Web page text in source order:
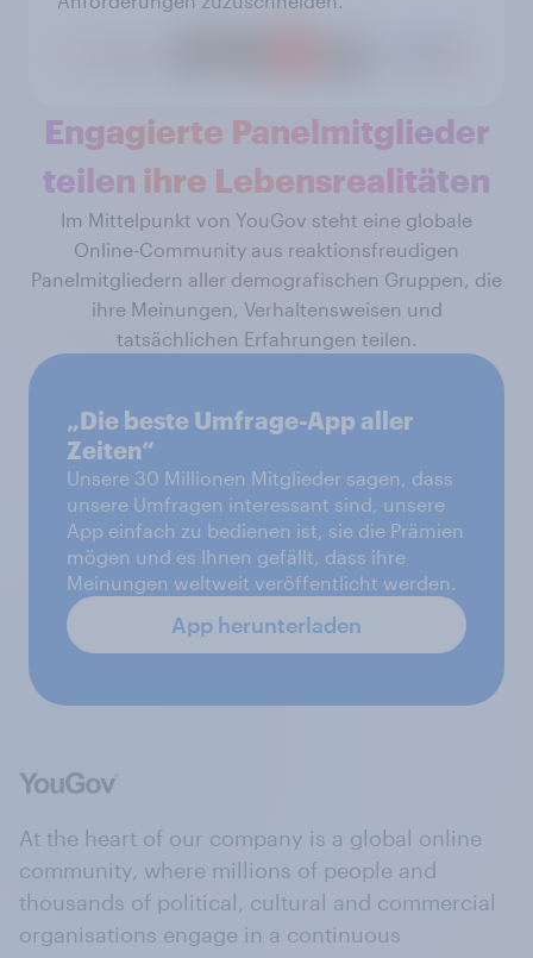
Engagierte Panelmitglieder
teilen ihre Lebensrealitäten
Im Mittelpunkt von YouGov steht eine globale
Online-Community aus reaktionsfreudigen
Panelmitgliedern aller demografischen Gruppen, die
ihre Meinungen, Verhaltensweisen und
tatsächlichen Erfahrungen teilen.
„Die beste Umfrage-App aller
Zeiten“
Unsere 30 Millionen Mitglieder sagen, dass
unsere Umfragen interessant sind, unsere
App einfach zu bedienen ist, sie die Prämien
mögen und es Ihnen gefällt, dass ihre
Meinungen weltweit veröffentlicht werden.
App herunterladen
At the heart of our company is a global online
community, where millions of people and
thousands of political, cultural and commercial
organisations engage in a continuous